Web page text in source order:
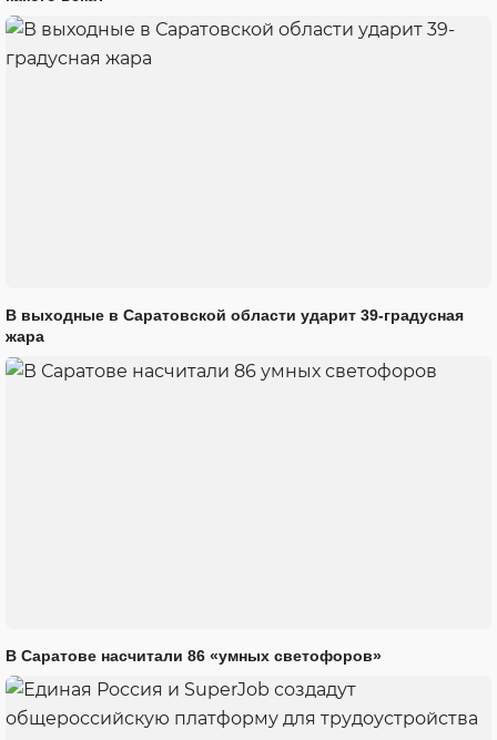
В выходные в Саратовской области ударит 39-градусная
жара
В Саратове насчитали 86 «умных светофоров»